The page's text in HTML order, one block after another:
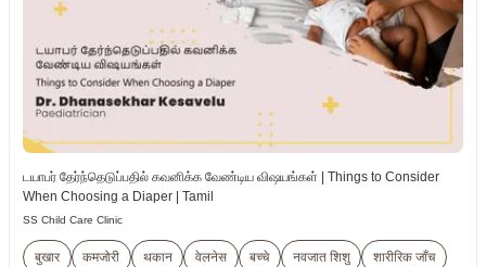
டயாபர் தேர்ந்தெடுப்பதில் கவனிக்க வேண்டிய விஷயங்கள் | Things to Consider
When Choosing a Diaper | Tamil
SS Child Care Clinic
बुखार कमजोरी थकान वेलनेस बच्चे नवजात शिशु शारीरिक जाँच